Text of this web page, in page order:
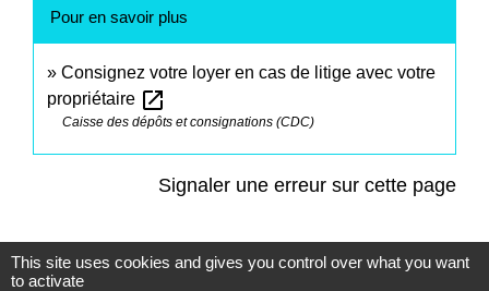
Pour en savoir plus
Consignez votre loyer en cas de litige avec votre
propriétaire open_in_new
Caisse des dépôts et consignations (CDC)
Signaler une erreur sur cette page
This site uses cookies and gives you control over what you want
to activate